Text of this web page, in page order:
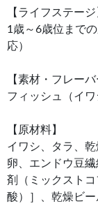
【ライフステージ
1歳～6歳位まで
応）
【素材・フレーバ
フィッシュ（イワ
【原材料】
イワシ、タラ、
卵、エンドウ豆
剤（ミックスト
酸）］、乾燥ビ